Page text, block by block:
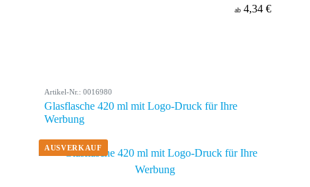
ab 4,34 €
Artikel-Nr.: 0016980
Glasflasche 420 ml mit Logo-Druck für Ihre
Werbung